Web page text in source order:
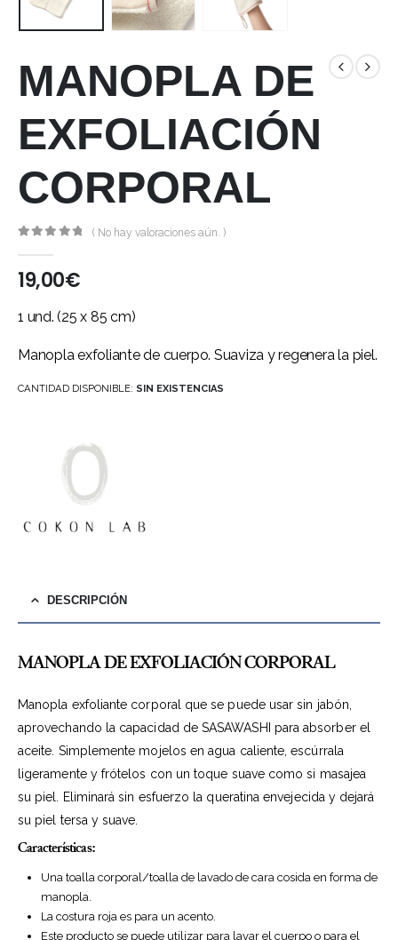
MANOPLA DE
EXFOLIACIÓN
CORPORAL
( No hay valoraciones aún. )
19,00€
1 und. (25 x 85 cm)
Manopla exfoliante de cuerpo. Suaviza y regenera la piel.
CANTIDAD DISPONIBLE: SIN EXISTENCIAS
DESCRIPCIÓN
MANOPLA DE EXFOLIACIÓN CORPORAL
Manopla exfoliante corporal que se puede usar sin jabón,
aprovechando la capacidad de SASAWASHI para absorber el
aceite. Simplemente mojelos en agua caliente, escúrrala
ligeramente y frótelos con un toque suave como si masajea
su piel. Eliminará sin esfuerzo la queratina envejecida y dejará
su piel tersa y suave.
Características:
Una toalla corporal/toalla de lavado de cara cosida en forma de
manopla.
La costura roja es para un acento.
Este producto se puede utilizar para lavar el cuerpo o para el